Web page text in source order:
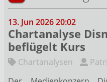
13. Jun 2026 20:02
Chartanalyse
beflügelt Kurs
Chartanalysen